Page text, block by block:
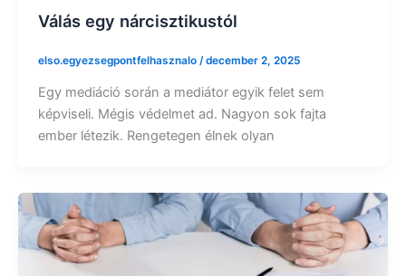
Válás egy nárcisztikustól
elso.egyezsegpontfelhasznalo /december 2, 2025
Egy mediáció során a mediátor egyik felet sem
képviseli. Mégis védelmet ad. Nagyon sok fajta
ember létezik. Rengetegen élnek olyan